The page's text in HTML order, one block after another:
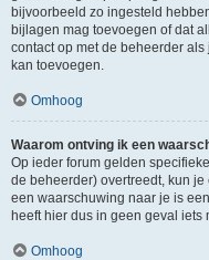
bijvoorbeeld zo ingesteld
bijlagen mag toevoegen of dat
contact op met de beheerder
kan toevoegen.
Omhoog
Waarom ontving ik een
Op ieder forum gelden
de beheerder) overtreedt, kun
een waarschuwing naar je is
heeft hier dus in geen geval iets
Omhoog